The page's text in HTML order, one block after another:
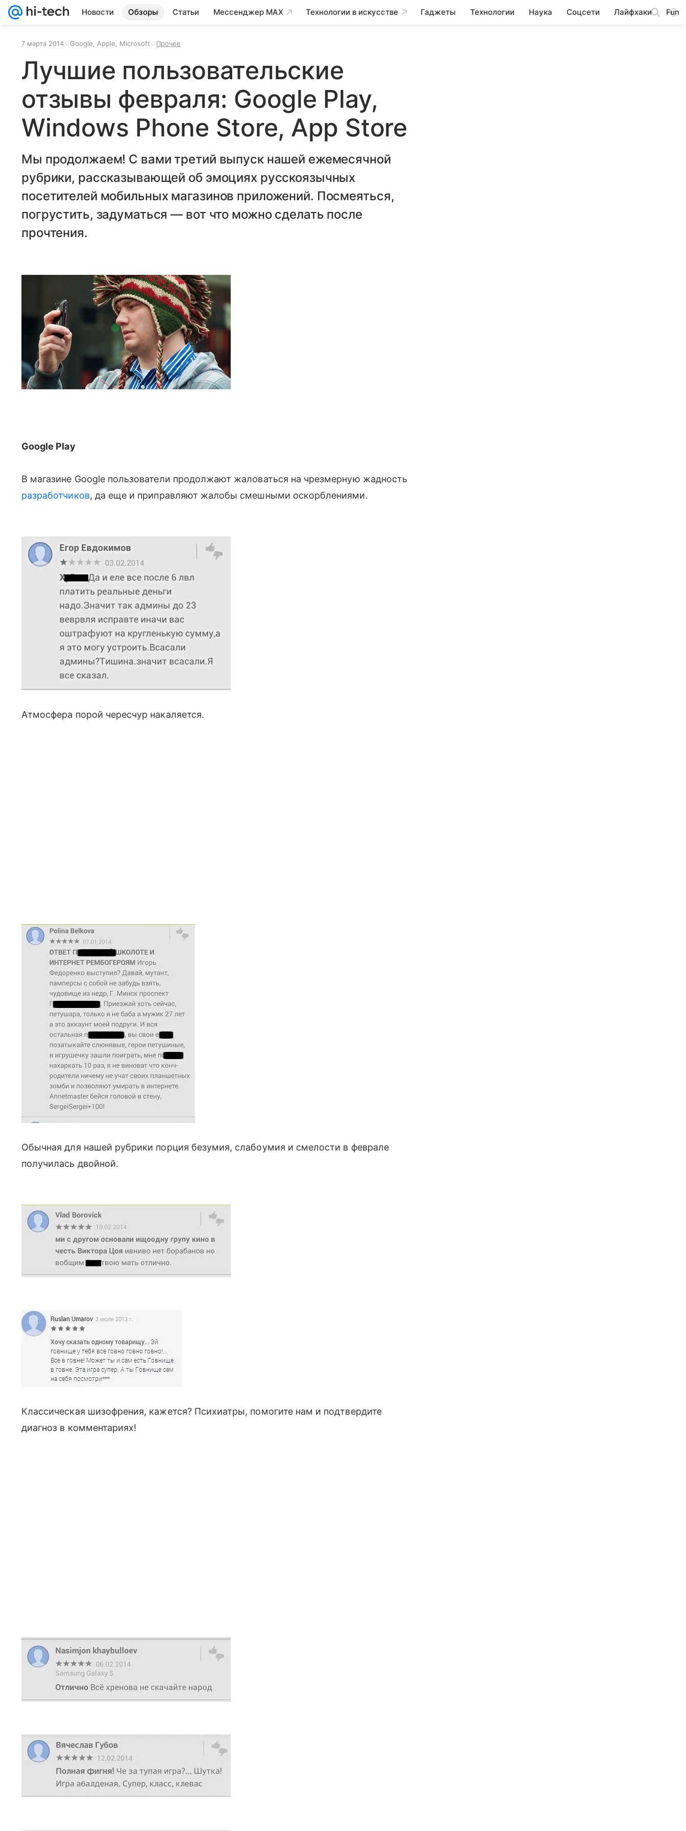
Новости Обзоры Статьи Мессенджер MAX Технологии в искусстве Гаджеты Технологии Наука Соцсети Лайфхаки Fun
7 марта 2014 Google, Apple, Microsoft Прочее
Лучшие пользовательские
отзывы февраля: Google Play,
Windows Phone Store, App Store
Мы продолжаем! С вами третий выпуск нашей ежемесячной
рубрики, рассказывающей об эмоциях русскоязычных
посетителей мобильных магазинов приложений. Посмеяться,
погрустить, задуматься — вот что можно сделать после
прочтения.
Google Play
В магазине Google пользователи продолжают жаловаться на чрезмерную жадность
разработчиков, да еще и приправляют жалобы смешными оскорблениями.
Атмосфера порой чересчур накаляется.
Обычная для нашей рубрики порция безумия, слабоумия и смелости в феврале
получилась двойной.
Классическая шизофрения, кажется? Психиатры, помогите нам и подтвердите
диагноз в комментариях!